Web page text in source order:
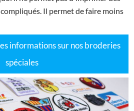
Il permet de faire moins
informations sur nos broderies
spéciales